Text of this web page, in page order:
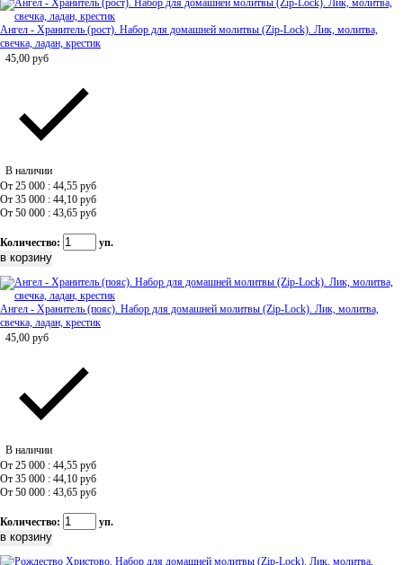
Ангел - Хранитель (рост). Набор для домашней молитвы (Zip-Lock). Лик, молитва,
свечка, ладан, крестик
45,00 руб
В наличии
От 25 000 : 44,55 руб
От 35 000 : 44,10 руб
От 50 000 : 43,65 руб
Количество: уп.
Ангел - Хранитель (пояс). Набор для домашней молитвы (Zip-Lock). Лик, молитва,
свечка, ладан, крестик
45,00 руб
В наличии
От 25 000 : 44,55 руб
От 35 000 : 44,10 руб
От 50 000 : 43,65 руб
Количество: уп.